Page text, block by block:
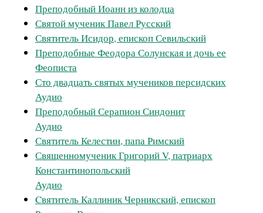
Преподобный Иоанн из колодца
Святой мученик Павел Русский
Святитель Исидор, епископ Севильский
Преподобные Феодора Солунская и дочь ее
Феописта
Сто двадцать святых мучеников персидских
Аудио
Преподобный Серапион Синдонит
Аудио
Святитель Келестин, папа Римский
Священномученик Григорий V, патриарх
Константинопольский
Аудио
Cвятитель Каллиник Черникский, епископ